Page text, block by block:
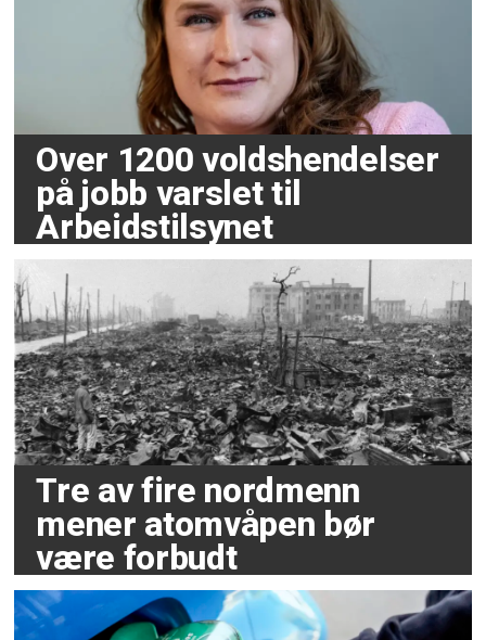
Over 1200 voldshendelser
på jobb varslet til
Arbeidstilsynet
Tre av fire nordmenn
mener atomvåpen bør
være forbudt